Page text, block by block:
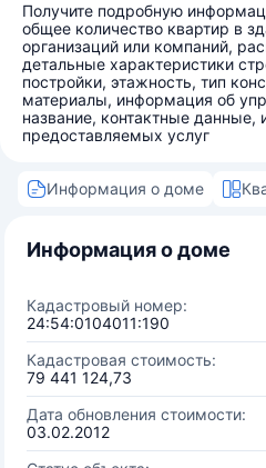
Получите подробную
общее количество квартир в
организаций или компаний,
детальные характеристики
постройки, этажность, тип
материалы, информация об
название, контактные данные,
предоставляемых услуг
Информация о доме
Информация о доме
Кадастровый номер:
24:54:0104011:190
Кадастровая стоимость:
79 441 124,73
Дата обновления стоимости:
03.02.2012